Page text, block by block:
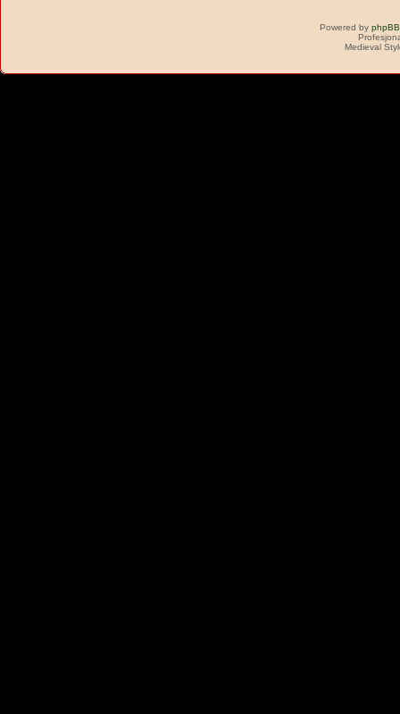
Powered by phpBB
Medieval